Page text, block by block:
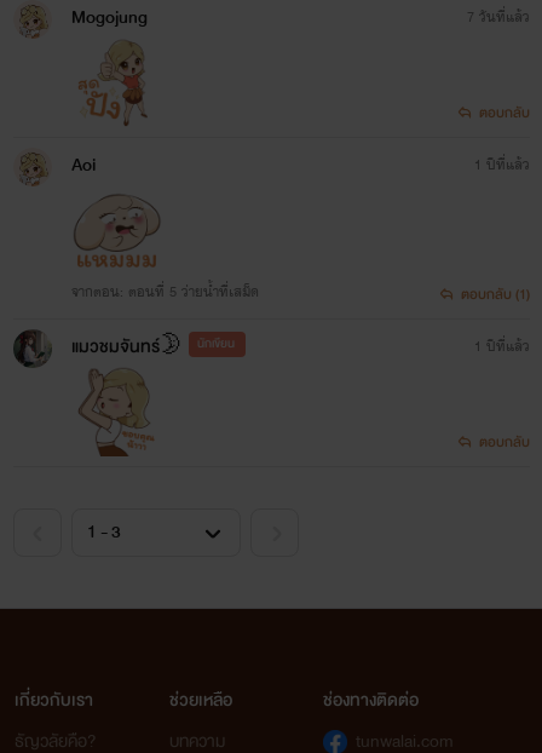
Mogojung 7 วันที่แล้ว
ตอบกลับ
Aoi
จากตอน: ตอนที่ 5 ว่ายน้ำที่เสม็ด
1 ปีที่แล้ว
ตอบกลับ (1)
แมวชมจันทร์🌛 นักเขียน 1 ปีที่แล้ว
ตอบกลับ
เกี่ยวกับเรา
ธัญวลัยคือ?
ช่วยเหลือ
บทความ
ช่องทางติดต่อ
tunwalai.com